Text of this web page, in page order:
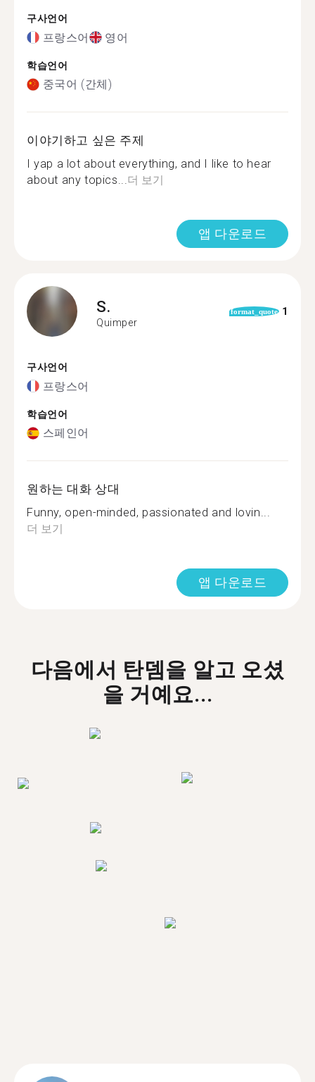
구사언어
프랑스어 영어
학습언어
중국어 (간체)
이야기하고 싶은 주제
I yap a lot about everything, and I like to hear
about any topics...더 보기
앱 다운로드
S.
Quimper
format_quote 1
구사언어
프랑스어
학습언어
스페인어
원하는 대화 상대
Funny, open-minded, passionated and lovin...
더 보기
앱 다운로드
다음에서 탄뎀을 알고 오셨
을 거예요...